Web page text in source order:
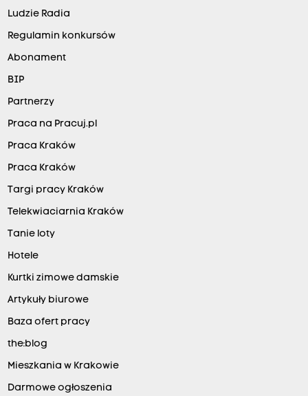
Ludzie Radia
Regulamin konkursów
Abonament
BIP
Partnerzy
Praca na Pracuj.pl
Praca Kraków
Praca Kraków
Targi pracy Kraków
Telekwiaciarnia Kraków
Tanie loty
Hotele
Kurtki zimowe damskie
Artykuły biurowe
Baza ofert pracy
the:blog
Mieszkania w Krakowie
Darmowe ogłoszenia